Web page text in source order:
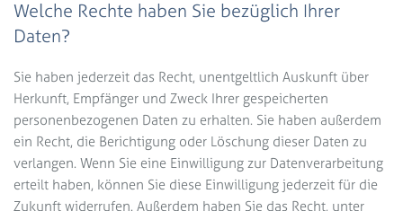
Welche Rechte haben Sie bezüglich Ihrer
Daten?
Sie haben jederzeit das Recht, unentgeltlich Auskunft über
Herkunft, Empfänger und Zweck Ihrer gespeicherten
personenbezogenen Daten zu erhalten. Sie haben außerdem
ein Recht, die Berichtigung oder Löschung dieser Daten zu
verlangen. Wenn Sie eine Einwilligung zur Datenverarbeitung
erteilt haben, können Sie diese Einwilligung jederzeit für die
Zukunft widerrufen. Außerdem haben Sie das Recht, unter